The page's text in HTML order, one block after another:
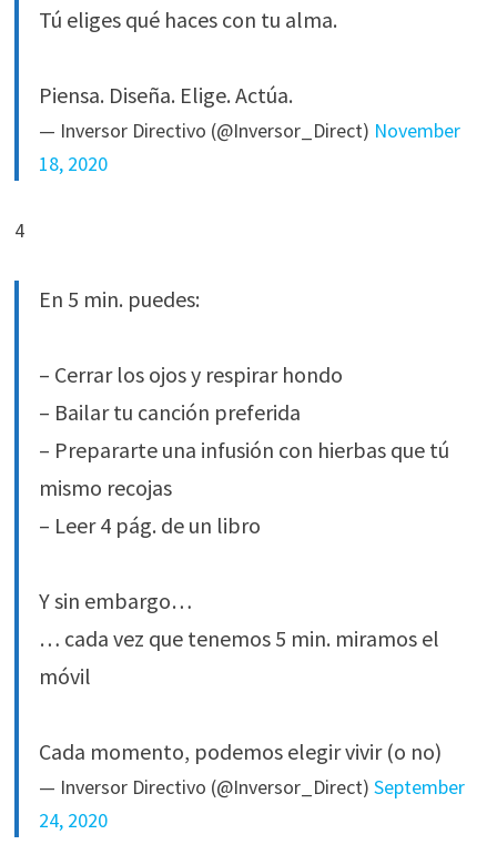
Tú eliges qué haces con tu alma.
Piensa. Diseña. Elige. Actúa.
— Inversor Directivo (@Inversor_Direct) November
18, 2020
4
En 5 min. puedes:
– Cerrar los ojos y respirar hondo
– Bailar tu canción preferida
– Prepararte una infusión con hierbas que tú
mismo recojas
– Leer 4 pág. de un libro
Y sin embargo…
… cada vez que tenemos 5 min. miramos el
móvil
Cada momento, podemos elegir vivir (o no)
— Inversor Directivo (@Inversor_Direct) September
24, 2020